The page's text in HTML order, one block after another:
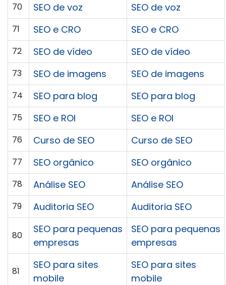
70 SEO de voz SEO de voz
71 SEO e CRO SEO e CRO
72 SEO de vídeo SEO de vídeo
73 SEO de imagens SEO de imagens
74 SEO para blog SEO para blog
75 SEO e ROI SEO e ROI
76 Curso de SEO Curso de SEO
77 SEO orgânico SEO orgânico
78 Análise SEO Análise SEO
79 Auditoria SEO Auditoria SEO
80
SEO para pequenas
empresas
SEO para pequenas
empresas
81
SEO para sites
mobile
SEO para sites
mobile